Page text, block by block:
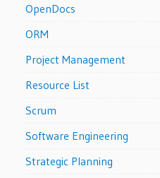
OpenDocs
ORM
Project Management
Resource List
Scrum
Software Engineering
Strategic Planning